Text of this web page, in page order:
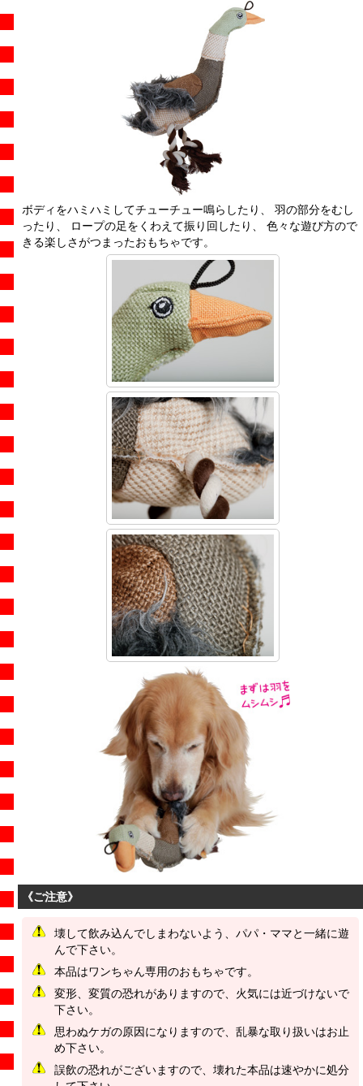
ボディをハミハミしてチューチュー鳴らしたり、 羽の部分をむし
ったり、 ロープの足をくわえて振り回したり、 色々な遊び方ので
きる楽しさがつまったおもちゃです。
《ご注意》
壊して飲み込んでしまわないよう、パパ・ママと一緒に遊
んで下さい。
本品はワンちゃん専用のおもちゃです。
変形、変質の恐れがありますので、火気には近づけないで
下さい。
思わぬケガの原因になりますので、乱暴な取り扱いはお止
め下さい。
誤飲の恐れがございますので、壊れた本品は速やかに処分